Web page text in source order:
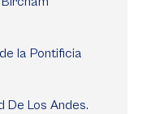
la Pontificia
De Los Andes.